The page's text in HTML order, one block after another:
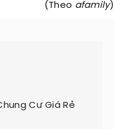
(Theo afamily)
Cư Giá Rẻ